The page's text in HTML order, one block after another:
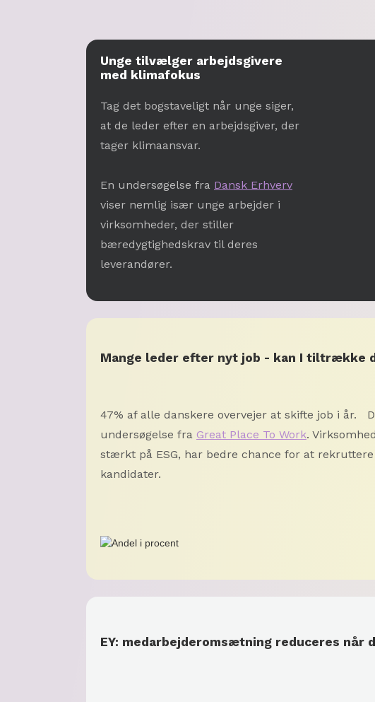
Unge tilvælger arbejdsgivere
med klimafokus
Tag det bogstaveligt når unge siger,
at de leder efter en arbejdsgiver, der
tager klimaansvar.
En undersøgelse fra Dansk Erhverv
viser nemlig især unge arbejder i
virksomheder, der stiller
bæredygtighedskrav til deres
leverandører.
Mange leder efter nyt job - kan I tiltrække
47% af alle danskere overvejer at skifte job i år.
undersøgelse fra Great Place To Work.
stærkt på ESG, har bedre chance for at rekruttere
kandidater.
EY: medarbejderomsætning reduceres når